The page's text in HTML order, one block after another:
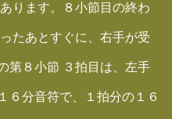
ります。８小節目の終わ
たあとすぐに、右手が受
第８小節 ３拍目は、左手
６分音符で、１拍分の１６